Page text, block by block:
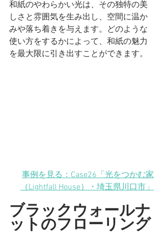
和紙のやわらかい光は、その独特の美
しさと雰囲気を生み出し、空間に温か
みや落ち着きを与えます。どのような
使い方をするかによって、和紙の魅力
を最大限に引き出すことができます。
事例を見る：Case26「光をつかむ家
（Lightfall House）・埼玉県川口市」
ブラックウォールナ
ットのフローリング